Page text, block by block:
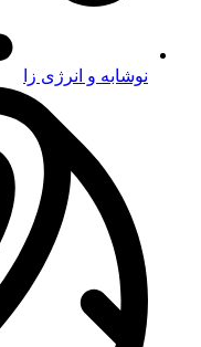
نوشابه و انرژی زا